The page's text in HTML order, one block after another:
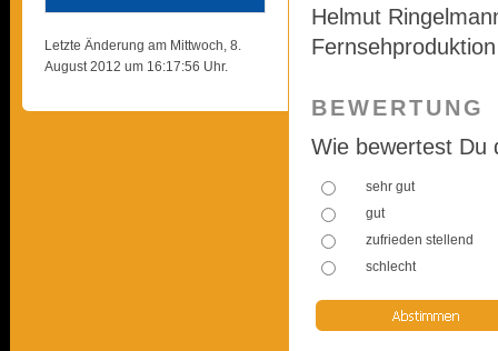
Letzte Änderung am Mittwoch, 8.
August 2012 um 16:17:56 Uhr.
Helmut
BEWERTUNG
Wie bewertest Du
sehr gut
gut
zufrieden stellend
schlecht